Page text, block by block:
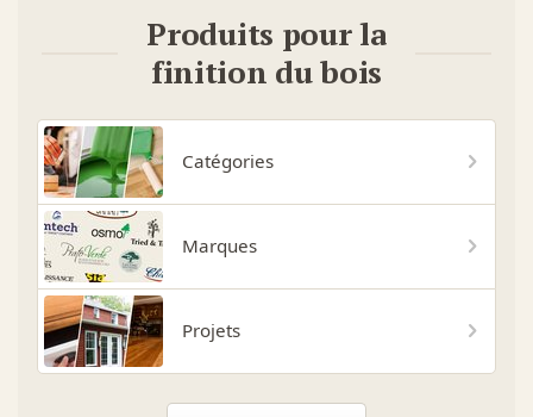
Produits pour la
finition du bois
Catégories
Marques
Projets